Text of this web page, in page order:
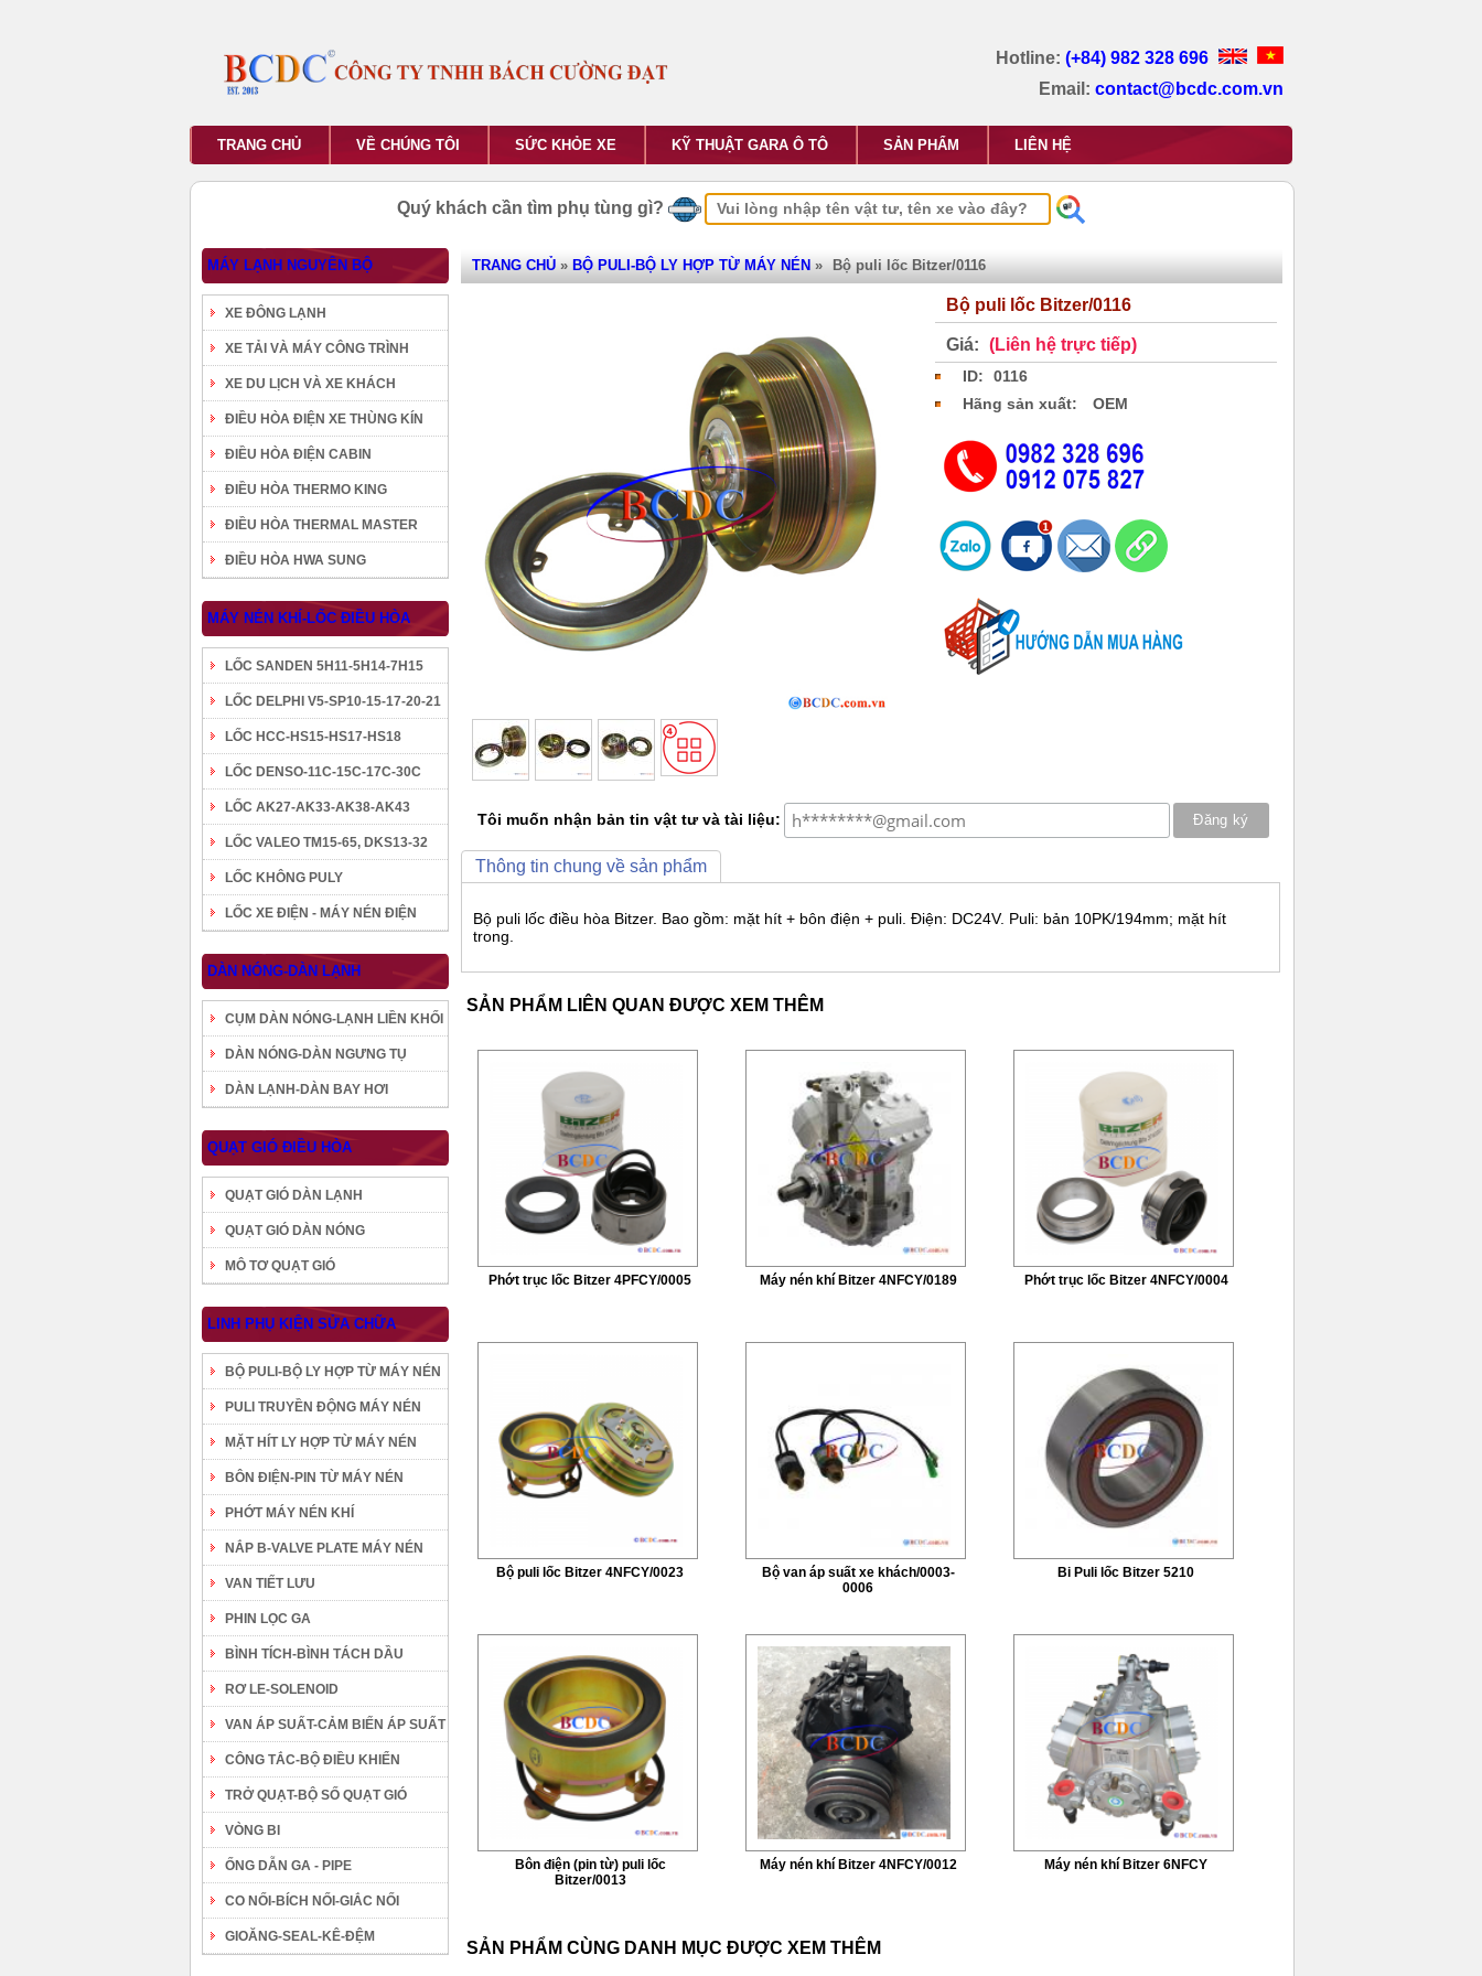
Hotline: (+84) 982 328 696
Email: contact@bcdc.com.vn
TRANG CHỦ VỀ CHÚNG TÔI SỨC KHỎE XE KỸ THUẬT GARA Ô TÔ SẢN PHẨM LIÊN HỆ
Quý khách cần tìm phụ tùng gì?
MÁY LẠNH NGUYÊN BỘ
XE ĐÔNG LẠNH
XE TẢI VÀ MÁY CÔNG TRÌNH
XE DU LỊCH VÀ XE KHÁCH
ĐIỀU HÒA ĐIỆN XE THÙNG KÍN
ĐIỀU HÒA ĐIỆN CABIN
ĐIỀU HÒA THERMO KING
ĐIỀU HÒA THERMAL MASTER
ĐIỀU HÒA HWA SUNG
MÁY NÉN KHÍ-LỐC ĐIỀU HÒA
LỐC SANDEN 5H11-5H14-7H15
LỐC DELPHI V5-SP10-15-17-20-21
LỐC HCC-HS15-HS17-HS18
LỐC DENSO-11C-15C-17C-30C
LỐC AK27-AK33-AK38-AK43
LỐC VALEO TM15-65, DKS13-32
LỐC KHÔNG PULY
LỐC XE ĐIỆN - MÁY NÉN ĐIỆN
DÀN NÓNG-DÀN LẠNH
CỤM DÀN NÓNG-LẠNH LIỀN KHỐI
DÀN NÓNG-DÀN NGƯNG TỤ
DÀN LẠNH-DÀN BAY HƠI
QUẠT GIÓ ĐIỀU HÒA
QUẠT GIÓ DÀN LẠNH
QUẠT GIÓ DÀN NÓNG
MÔ TƠ QUẠT GIÓ
LINH PHỤ KIỆN SỬA CHỮA
BỘ PULI-BỘ LY HỢP TỪ MÁY NÉN
PULI TRUYỀN ĐỘNG MÁY NÉN
MẶT HÍT LY HỢP TỪ MÁY NÉN
BÔN ĐIỆN-PIN TỪ MÁY NÉN
PHỚT MÁY NÉN KHÍ
NẮP B-VALVE PLATE MÁY NÉN
VAN TIẾT LƯU
PHIN LỌC GA
BÌNH TÍCH-BÌNH TÁCH DẦU
RƠ LE-SOLENOID
VAN ÁP SUẤT-CẢM BIẾN ÁP SUẤT
CÔNG TẮC-BỘ ĐIỀU KHIỂN
TRỞ QUẠT-BỘ SỐ QUẠT GIÓ
VÒNG BI
ỐNG DẪN GA - PIPE
CO NỐI-BÍCH NỐI-GIẮC NỐI
GIOĂNG-SEAL-KÊ-ĐỆM
TRANG CHỦ » BỘ PULI-BỘ LY HỢP TỪ MÁY NÉN » Bộ puli lốc Bitzer/0116
Bộ puli lốc Bitzer/0116
Giá: (Liên hệ trực tiếp)
ID:
0116
Hãng sản xuất:
OEM
Tôi muốn nhận bản tin vật tư và tài liệu:
Thông tin chung về sản phẩm
Bộ puli lốc điều hòa Bitzer. Bao gồm: mặt hít + bôn điện + puli. Điện: DC24V. Puli: bản 10PK/194mm; mặt hít
trong.
SẢN PHẨM LIÊN QUAN ĐƯỢC XEM THÊM
Phớt trục lốc Bitzer 4PFCY/0005 Máy nén khí Bitzer 4NFCY/0189 Phớt trục lốc Bitzer 4NFCY/0004
Bộ puli lốc Bitzer 4NFCY/0023
Bộ van áp suất xe khách/0003-
0006
Bi Puli lốc Bitzer 5210
Bôn điện (pin từ) puli lốc
Bitzer/0013
Máy nén khí Bitzer 4NFCY/0012 Máy nén khí Bitzer 6NFCY
SẢN PHẨM CÙNG DANH MỤC ĐƯỢC XEM THÊM